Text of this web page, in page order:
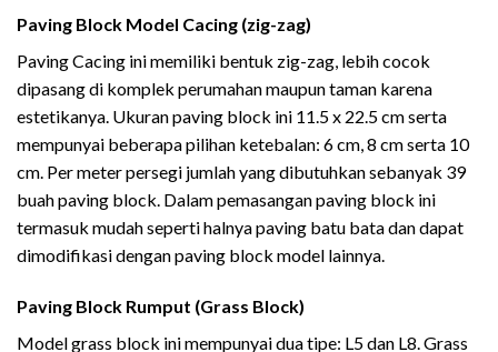
Paving Block Model Cacing (zig-zag)
Paving Cacing ini memiliki bentuk zig-zag, lebih cocok
dipasang di komplek perumahan maupun taman karena
estetikanya. Ukuran paving block ini 11.5 x 22.5 cm serta
mempunyai beberapa pilihan ketebalan: 6 cm, 8 cm serta 10
cm. Per meter persegi jumlah yang dibutuhkan sebanyak 39
buah paving block. Dalam pemasangan paving block ini
termasuk mudah seperti halnya paving batu bata dan dapat
dimodifikasi dengan paving block model lainnya.
Paving Block Rumput (Grass Block)
Model grass block ini mempunyai dua tipe: L5 dan L8. Grass